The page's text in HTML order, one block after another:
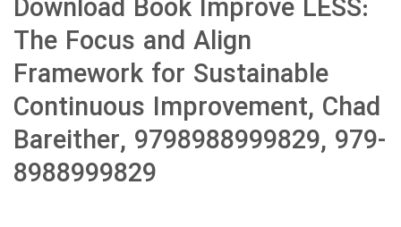
Download Book Improve LESS:
The Focus and Align
Framework for Sustainable
Continuous Improvement, Chad
Bareither, 9798988999829, 979-
8988999829